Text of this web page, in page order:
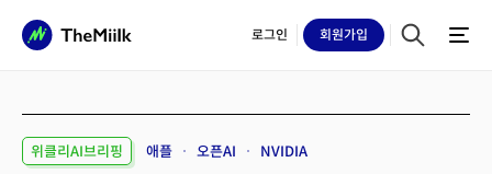
로그인 회원가입
위클리AI브리핑 애플 오픈AI NVIDIA